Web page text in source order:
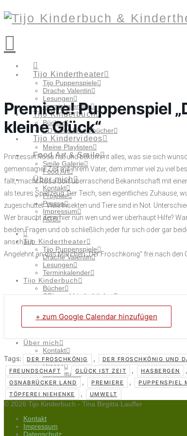
Tijo Kindertheater
Tijo Puppenspiele
Drache Valentin
Lesungen
Terminkalender
Tijo Kinderbuch
Bücher
CD’s und Liederbücher
Tijo Kindervideos
Meine Playlisten
Food Art & Smile
Smile Galerie
Food Art
Über mich
Kontakt
Projekte
Presse
Impressum
AGB
Tijo Kindertheater
Tijo Puppenspiele
Drache Valentin
Lesungen
Terminkalender
Tijo Kinderbuch
Bücher
CD’s und Liederbücher
Food Art & Smile
Smile Galerie
Über mich
Kontakt
Projekte
Presse
Impressum
AGB
Premiere! Puppenspiel
kleine Glück“
Prinzessin Rosa hat und bekommt alles, was sie sich
gemeinsamer Zeit mit ihrem Vater, dem immer viel zu viel
fällt, macht Rosa dort überraschend Bekanntschaft mit
als teures Spielzeug. Der Teich, sein eigentliches Zuhause,
zugeschüttet. Viele Insekten und Tiere sind in Not.
Wer braucht denn hier nun wen und wer überhaupt Hilfe?
beiden Fragen und ob schließlich jeder für sich oder gar
anschaut.
Angelehnt an das Märchen „Der Froschkönig“ frei nach den
+ zum Google Calendar hinzufügen
Tags: DER FROSCHKÖNIG , DER FROSCHKÖNIG UND
FREUNDSCHAFT , GLÜCK IST ZEIT , HASBERGEN ,
OSNABRÜCKER LAND , PREMIERE , PUPPENSPIEL
TÖPFEREI NIEHENKE , UMWELT
© 2026 Tijo Kinderbuch - Tina Birgitta Lauffer
Kontakt
Impressum
Datenschutz